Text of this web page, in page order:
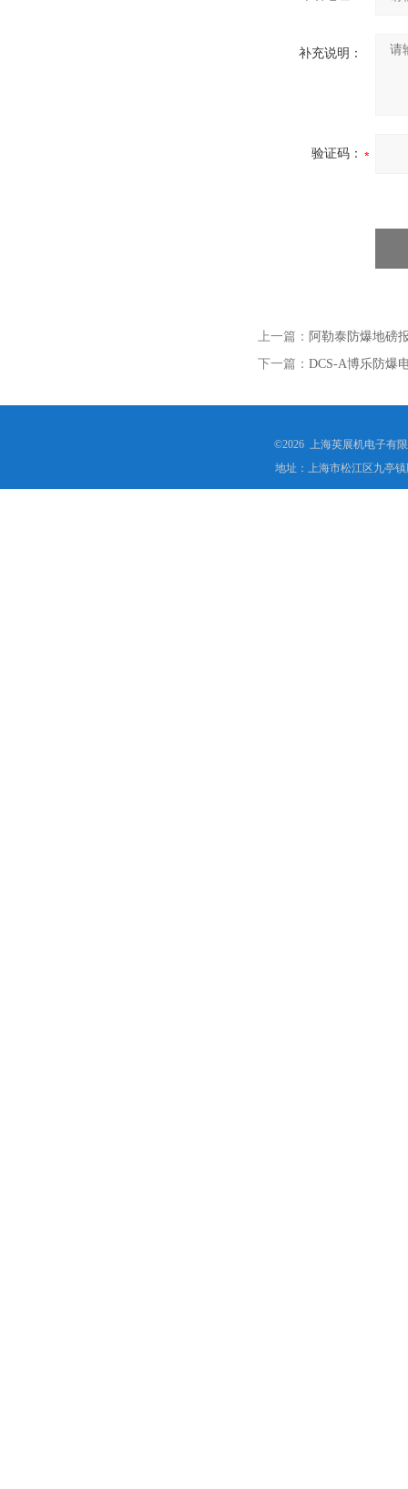
补充说明：
验证码：
上一篇： 阿勒泰防爆地磅
下一篇： DCS-A博乐防爆
©2026 上海英展机电子有
地址：上海市松江区九亭镇